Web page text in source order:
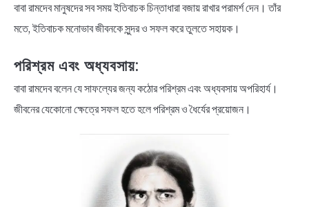
বাবা রামদেব মানুষদের সব সময় ইতিবাচক চিন্তাধারা বজায় রাখার পরামর্শ দেন। তাঁর
মতে, ইতিবাচক মনোভাব জীবনকে সুন্দর ও সফল করে তুলতে সহায়ক।
পরিশ্রম এবং অধ্যবসায়:
বাবা রামদেব বলেন যে সাফল্যের জন্য কঠোর পরিশ্রম এবং অধ্যবসায় অপরিহার্য।
জীবনের যেকোনো ক্ষেত্রে সফল হতে হলে পরিশ্রম ও ধৈর্যের প্রয়োজন।